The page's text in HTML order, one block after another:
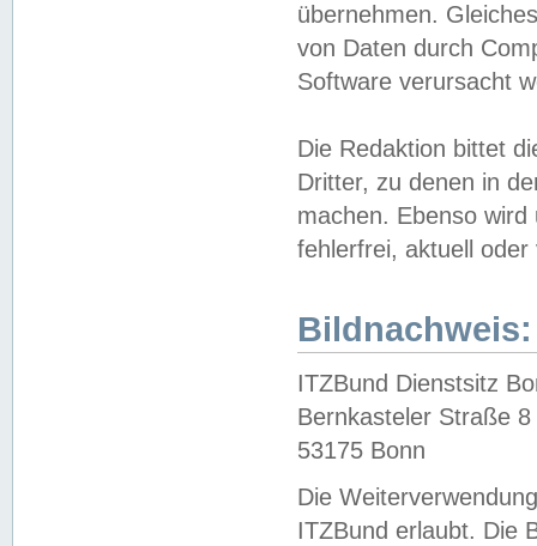
übernehmen.
von Daten durch
Software verursacht
Die Redaktion bittet
Dritter, zu denen in
machen. Ebenso
fehlerfrei, aktuell oder
Bildnachweis:
ITZBund Dienstsitz
Bernkasteler Straße 8
53175 Bonn
Die
ITZBund erlaubt. Die